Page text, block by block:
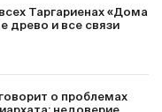
Таргариенах «Дома
древо и все связи
о проблемах